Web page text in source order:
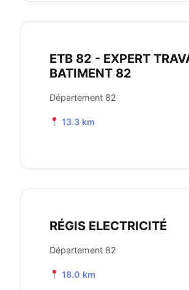
ETB 82 - EXPERT
BATIMENT 82
Département 82
13.3 km
RÉGIS ELECTRICITÉ
Département 82
18.0 km